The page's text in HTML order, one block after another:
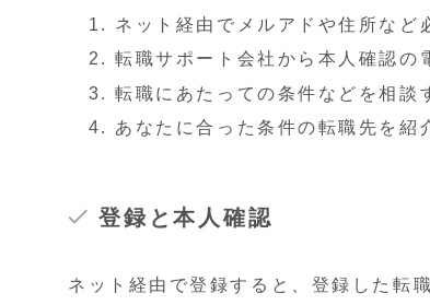
ネット経由でメルアドや住所など
転職サポート会社から本人確認の
転職にあたっての条件などを相談
あなたに合った条件の転職先を紹
登録と本人確認
ネット経由で登録すると、登録した転